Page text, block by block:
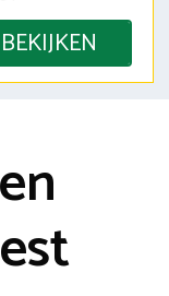
BEKIJKEN